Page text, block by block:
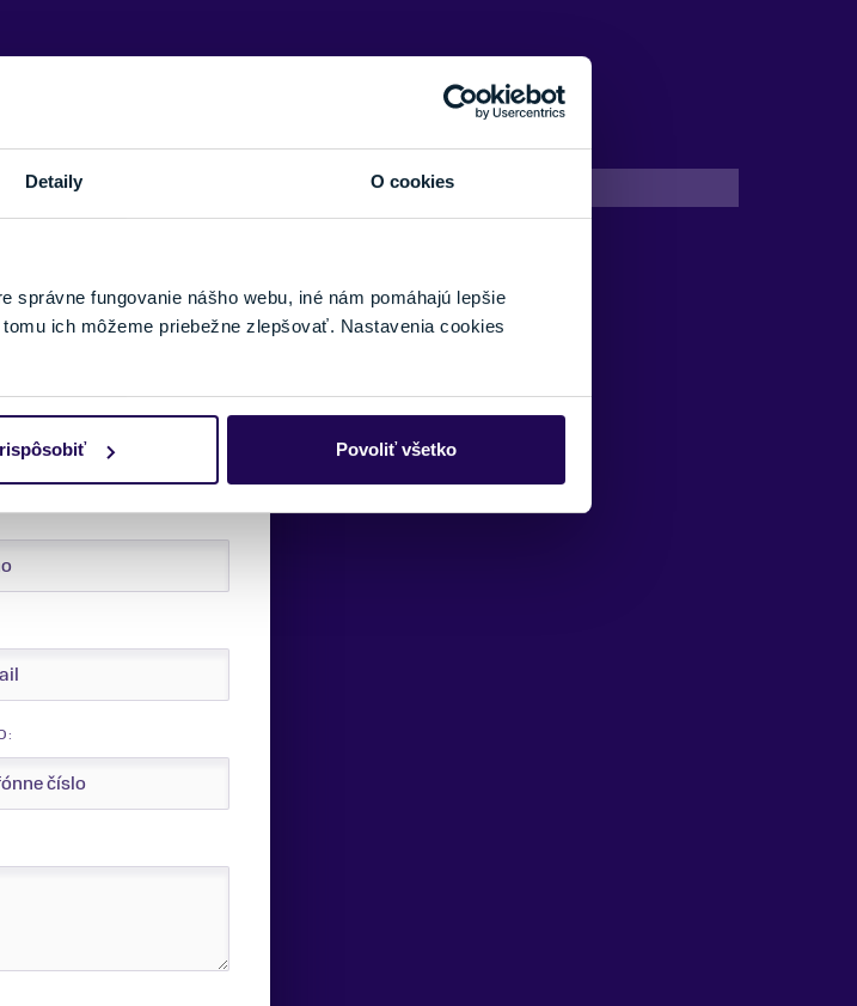
Detaily O cookies
fungovanie nášho webu, iné nám pomáhajú lepšie
ich môžeme priebežne zlepšovať. Nastavenia cookies
Povoliť všetko
Modrá
ZNAČKA Evoc
viac informácii?
tu pre vás.